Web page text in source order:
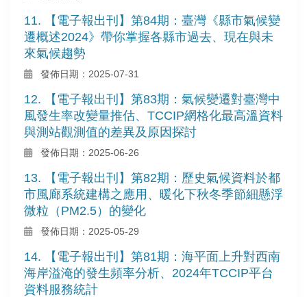
11. 【電子報出刊】第84期：臺灣《縣市氣候變
遷概述2024》帶你掌握各縣市過去、現在與未
來氣候趨勢
發佈日期：2025-07-31
12. 【電子報出刊】第83期：氣候變遷對臺灣中
風發生率改變量推估、TCCIP網格化最高溫資料
與測站觀測值的差異及原因探討
發佈日期：2025-06-26
13. 【電子報出刊】第82期：歷史氣候資料於都
市風廊系統建構之應用、暖化下秋冬季節細懸浮
微粒（PM2.5）的變化
發佈日期：2025-05-29
14. 【電子報出刊】第81期：海平面上升對西南
海岸溢淹的發生頻率分析、2024年TCCIP平台
資料服務統計